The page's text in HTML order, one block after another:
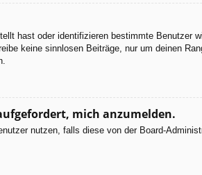
hast oder identifizieren bestimmte Benutzer
keine sinnlosen Beiträge, nur um deinen
mich anzumelden.
nutzen, falls diese von der Board-